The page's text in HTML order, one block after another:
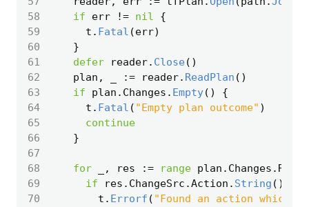
58
if err != nil
{
59
t . Fatal (err)
60
}
61
defer reader. Close ()
62
plan , := reader. ReadPlan ()
63
if plan . Changes . Empty()
{
64
t . Fatal ( "Empty plan outcome" )
65
continue
66
}
67
68
for , res := range plan . Changes .
69
if res . ChangeSrc .Action . String ()
70
t . Errorf ( "Found an action which